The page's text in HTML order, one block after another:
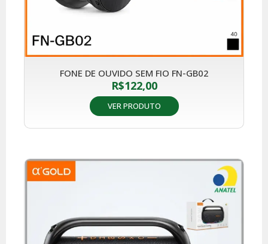
FONE DE OUVIDO SEM FIO FN-GB02
R$122,00
VER PRODUTO